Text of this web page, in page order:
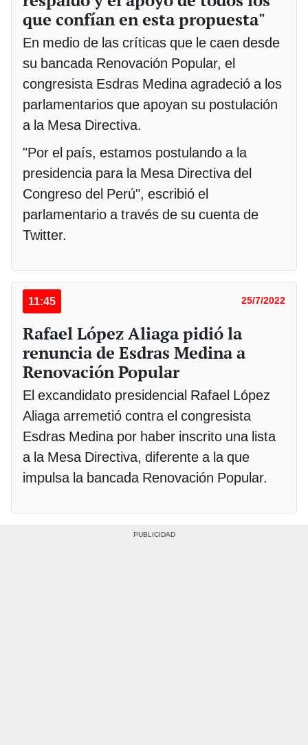
que confían en esta propuesta"
En medio de las críticas que le caen desde
su bancada Renovación Popular, el
congresista Esdras Medina agradeció a los
parlamentarios que apoyan su postulación
a la Mesa Directiva.
"Por el país, estamos postulando a la
presidencia para la Mesa Directiva del
Congreso del Perú", escribió el
parlamentario a través de su cuenta de
Twitter.
11:45 25/7/2022
Rafael López Aliaga pidió la
renuncia de Esdras Medina a
Renovación Popular
El excandidato presidencial Rafael López
Aliaga arremetió contra el congresista
Esdras Medina por haber inscrito una lista
a la Mesa Directiva, diferente a la que
impulsa la bancada Renovación Popular.